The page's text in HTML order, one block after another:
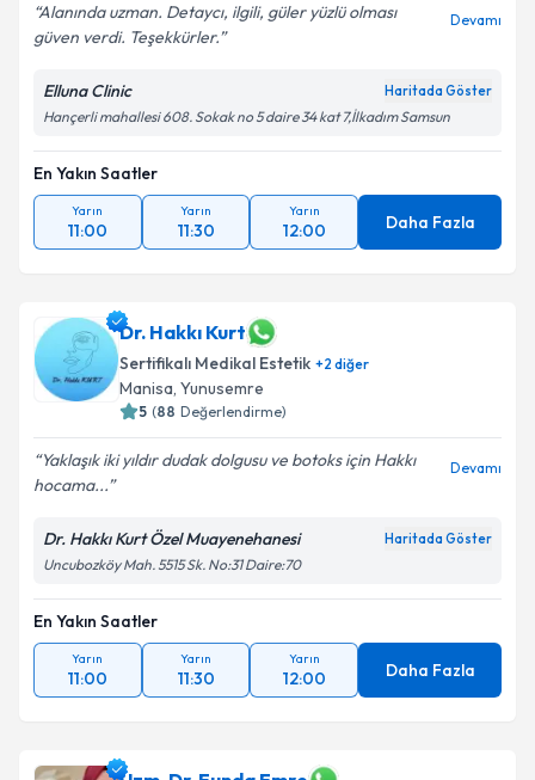
Alanında uzman. Detaycı, ilgili, güler yüzlü olması
güven verdi. Teşekkürler.
Devamı
Elluna Clinic Haritada Göster
Hançerli mahallesi 608. Sokak no 5 daire 34 kat 7,İlkadım Samsun
En Yakın Saatler
Yarın
11:00
Yarın
11:30
Yarın
12:00 Daha Fazla
Dr. Hakkı Kurt
Sertifikalı Medikal Estetik +2 diğer
Manisa, Yunusemre
5 (88 Değerlendirme)
Yaklaşık iki yıldır dudak dolgusu ve botoks için Hakkı
hocama...
Devamı
Dr. Hakkı Kurt Özel Muayenehanesi Haritada Göster
Uncubozköy Mah. 5515 Sk. No:31 Daire:70
En Yakın Saatler
Yarın
11:00
Yarın
11:30
Yarın
12:00 Daha Fazla